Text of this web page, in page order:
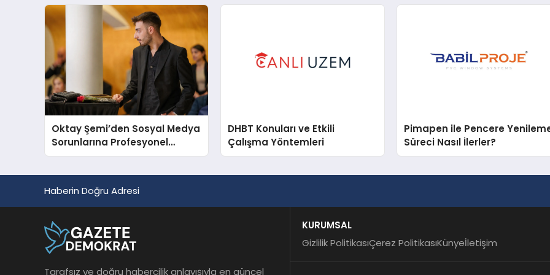
Oktay Şemi’den Sosyal Medya
Sorunlarına Profesyonel
Müdahale ve Hızlı Çözüm
DHBT Konuları ve Etkili
Çalışma Yöntemleri
Pimapen ile Pencere
Süreci Nasıl İlerler?
Haberin Doğru Adresi
Tarafsız ve doğru habercilik anlayışıyla en güncel
KURUMSAL
Gizlilik PolitikasıÇerez PolitikasıKünyeİletişim